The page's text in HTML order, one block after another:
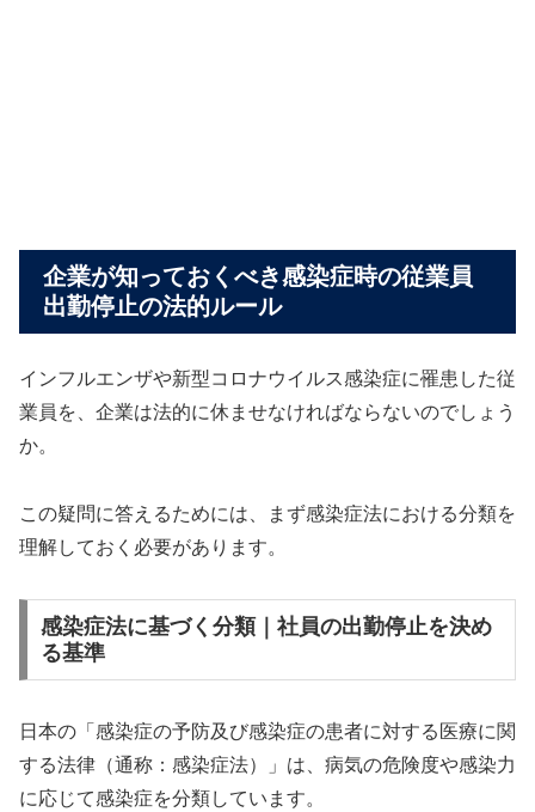
企業が知っておくべき感染症時の従業員
出勤停止の法的ルール
インフルエンザや新型コロナウイルス感染症に罹患した従
業員を、企業は法的に休ませなければならないのでしょう
か。
この疑問に答えるためには、まず感染症法における分類を
理解しておく必要があります。
感染症法に基づく分類｜社員の出勤停止を決め
る基準
日本の「感染症の予防及び感染症の患者に対する医療に関
する法律（通称：感染症法）」は、病気の危険度や感染力
に応じて感染症を分類しています。